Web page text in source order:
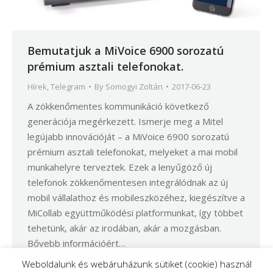
Bemutatjuk a MiVoice 6900 sorozatú
prémium asztali telefonokat.
Hírek Telegram By Somogyi Zoltán 2017-06-23
A zökkenőmentes kommunikáció következő
generációja megérkezett. Ismerje meg a Mitel
legújabb innovációját – a MiVoice 6900 sorozatú
prémium asztali telefonokat, melyeket a mai mobil
munkahelyre terveztek. Ezek a lenyűgöző új
telefonok zökkenőmentesen integrálódnak az új
mobil vállalathoz és mobileszközéhez, kiegészítve a
MiCollab együttműködési platformunkat, így többet
tehetünk, akár az irodában, akár a mozgásban.
Bővebb információért…
Weboldalunk és webáruházunk sütiket (cookie) használ